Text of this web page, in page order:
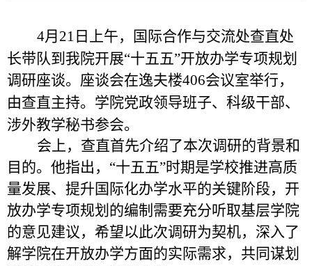
4月 21 日上午，国际合作与交流处查直处
长带队到我院开展“十五五”开放办学专项规划
调研座谈。座谈会在逸夫楼406会议室举行，
由查直主持。 学院党政领导班子、科级干部、
涉外教学秘书参会。
会上，查直首先介绍了本次调研的背景和
目的。他指出， “十五五”时期是学校推进高质
量发展、提升国际化办学水平的关键阶段，开
放办学专项规划的编制需要充分听取基层学院
的意见建议，希望以此次调研为契机，深入了
解学院在开放办学方面的实际需求，共同谋划